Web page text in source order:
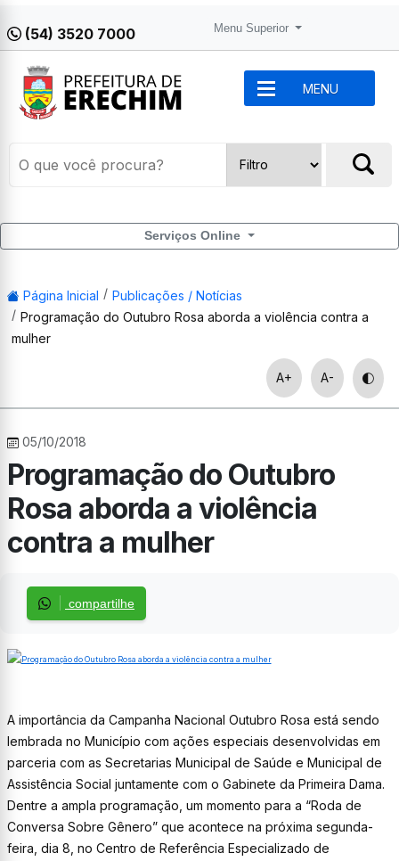
(54) 3520 7000 Menu Superior
MENU
Serviços Online
Página Inicial
Publicações / Notícias
Programação do Outubro Rosa aborda a violência contra a
mulher
A+ A-
05/10/2018
Programação do Outubro
Rosa aborda a violência
contra a mulher
compartilhe
A importância da Campanha Nacional Outubro Rosa está sendo
lembrada no Município com ações especiais desenvolvidas em
parceria com as Secretarias Municipal de Saúde e Municipal de
Assistência Social juntamente com o Gabinete da Primeira Dama.
Dentre a ampla programação, um momento para a “Roda de
Conversa Sobre Gênero” que acontece na próxima segunda-
feira, dia 8, no Centro de Referência Especializado de